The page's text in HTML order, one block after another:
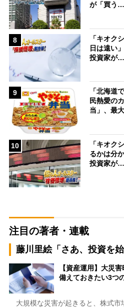
が「買う…
8
「キオク
日は遠い
投資家が…
9
「北海道
民熱愛の
当」、最
10
「キオク
るかは分
投資家が…
注目の著者・連載
藤川里絵「さあ、投資を始
【資産運用】大災
備えておきたい3つ
大規模な災害が起きると、株式市